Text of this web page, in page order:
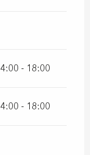
- 18:00
- 18:00